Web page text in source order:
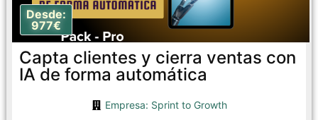
Desde:
977€
Capta clientes y cierra ventas con
IA de forma automática
Empresa: Sprint to Growth